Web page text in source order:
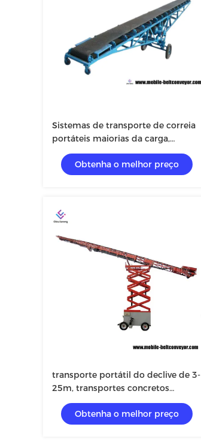
Sistemas de transporte de correia
portáteis maiorias da carga,
transportes de correia portáteis
claros para materiais de maioria
Obtenha o melhor preço
transporte portátil do declive de 3-
25m, transportes concretos
portáteis com elevador hidráulico
Obtenha o melhor preço